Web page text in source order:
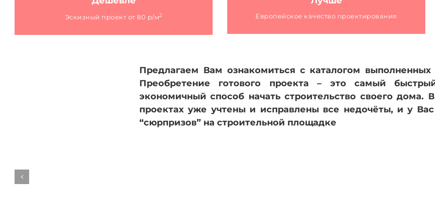
Эскизный проект от 80 р/м2 Европейское качество проектирования
эстетики
Предлагаем Вам ознакомиться с каталогом
Преобретение готового проекта – это самый
экономичный способ начать строительство своего дома.
проектах уже учтены и исправлены все недочёты, и у
“сюрпризов” на строительной площадке